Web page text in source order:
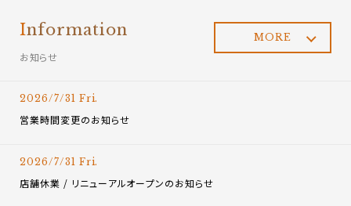
Information
お知らせ
MORE
2026/7/31 Fri.
営業時間変更のお知らせ
2026/7/31 Fri.
店舗休業 / リニューアルオープンのお知らせ